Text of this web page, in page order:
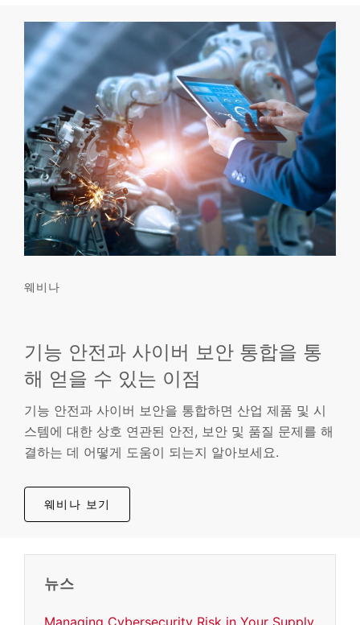
웨비나
기능 안전과 사이버 보안 통합을 통
해 얻을 수 있는 이점
기능 안전과 사이버 보안을 통합하면 산업 제품 및 시
스템에 대한 상호 연관된 안전, 보안 및 품질 문제를 해
결하는 데 어떻게 도움이 되는지 알아보세요.
웨비나 보기
뉴스